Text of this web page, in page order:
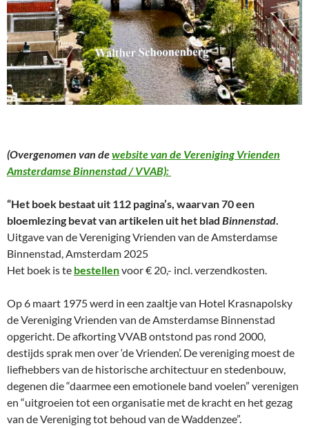
(Overgenomen van dewebsite van de Vereniging Vrienden
Amsterdamse Binnenstad / VVAB):
“Het boek bestaat uit 112 pagina’s, waarvan 70 een
bloemlezing bevat van artikelen uit het blad Binnenstad.
Uitgave van de Vereniging Vrienden van de Amsterdamse
Binnenstad, Amsterdam 2025
Het boek is te bestellenvoor € 20,- incl. verzendkosten.
Op 6 maart 1975 werd in een zaaltje van Hotel Krasnapolsky
de Vereniging Vrienden van de Amsterdamse Binnenstad
opgericht. De afkorting VVAB ontstond pas rond 2000,
destijds sprak men over ‘de Vrienden’. De vereniging moest de
liefhebbers van de historische architectuur en stedenbouw,
degenen die “daarmee een emotionele band voelen” verenigen
en “uitgroeien tot een organisatie met de kracht en het gezag
van de Vereniging tot behoud van de Waddenzee”.